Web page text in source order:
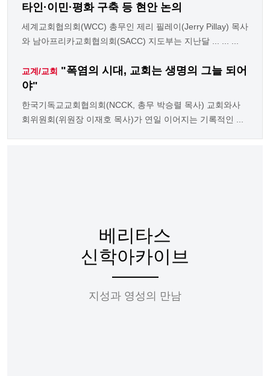
타인·이민·평화 구축 등 현안 논의
세계교회협의회(WCC) 총무인 제리 필레이(Jerry Pillay) 목사
와 남아프리카교회협의회(SACC) 지도부는 지난달 ... ... ...
교계/교회 "폭염의 시대, 교회는 생명의 그늘 되어
야"
한국기독교교회협의회(NCCK, 총무 박승렬 목사) 교회와사
회위원회(위원장 이재호 목사)가 연일 이어지는 기록적인 ...
베리타스
신학아카이브
지성과 영성의 만남